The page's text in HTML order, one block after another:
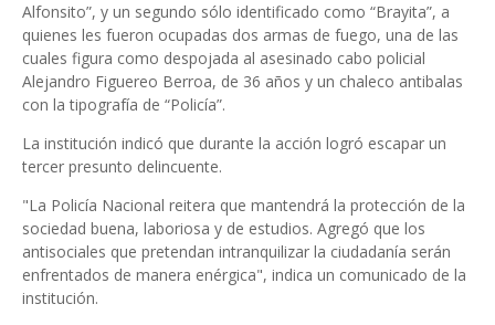
Alfonsito”, y un segundo sólo identificado como “Brayita”, a
quienes les fueron ocupadas dos armas de fuego, una de las
cuales figura como despojada al asesinado cabo policial
Alejandro Figuereo Berroa, de 36 años y un chaleco antibalas
con la tipografía de “Policía”.
La institución indicó que durante la acción logró escapar un
tercer presunto delincuente.
"La Policía Nacional reitera que mantendrá la protección de la
sociedad buena, laboriosa y de estudios. Agregó que los
antisociales que pretendan intranquilizar la ciudadanía serán
enfrentados de manera enérgica", indica un comunicado de la
institución.